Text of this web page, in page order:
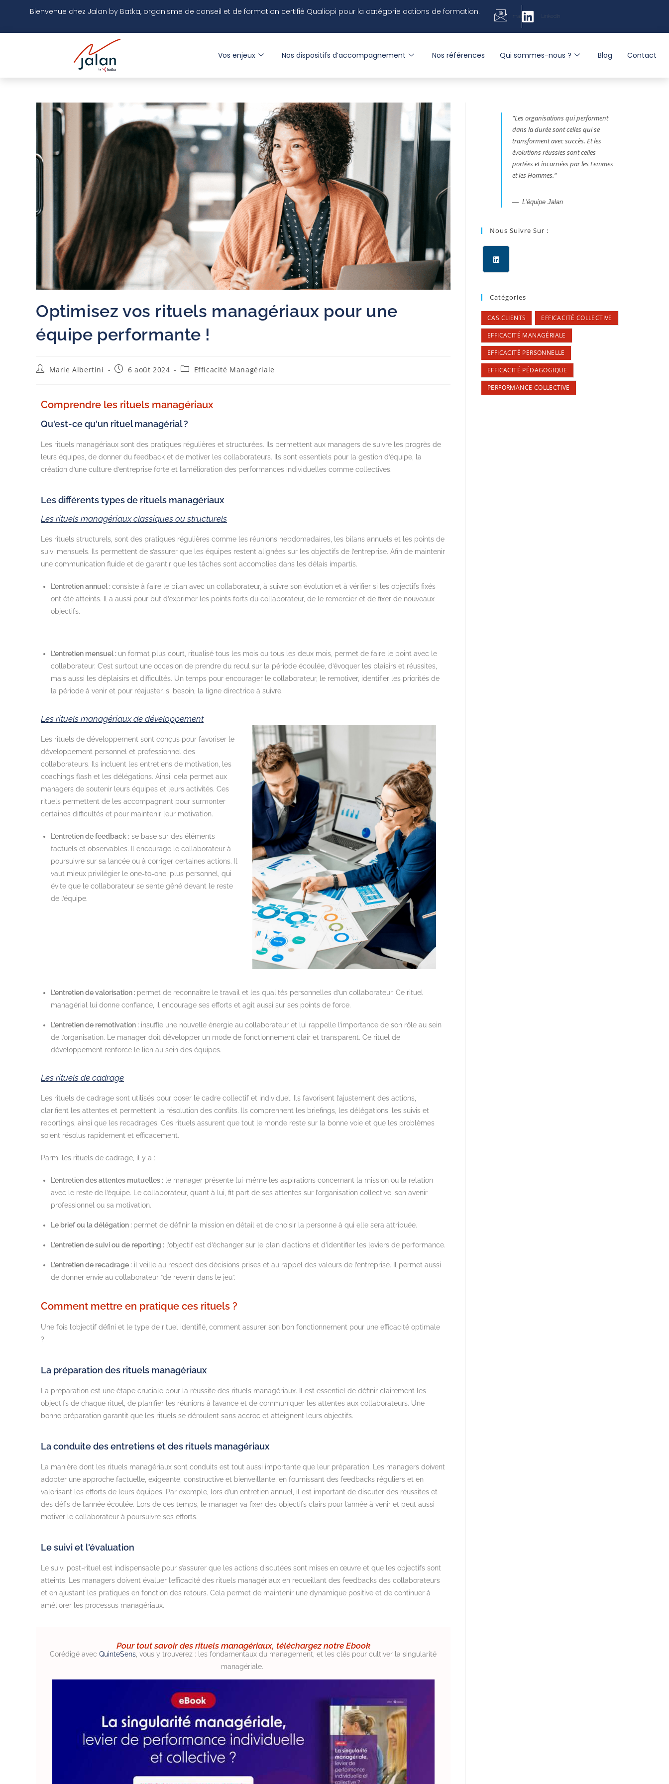
Bienvenue chez Jalan by Batka, organisme de conseil et de formation certifié Qualiopi pour la catégorie actions de formation. mail LinkedIn
Vos enjeux Nos dispositifs d’accompagnement Nos références Qui sommes-nous ? Blog Contact
Optimisez vos rituels managériaux pour une
équipe performante !
Marie Albertini 6 août 2024 Efficacité Managériale
Comprendre les rituels managériaux
Qu'est-ce qu'un rituel managérial ?
Les rituels managériaux sont des pratiques régulières et structurées. Ils permettent aux managers de suivre les progrès de
leurs équipes, de donner du feedback et de motiver les collaborateurs. Ils sont essentiels pour la gestion d’équipe, la
création d’une culture d’entreprise forte et l’amélioration des performances individuelles comme collectives.
Les différents types de rituels managériaux
Les rituels managériaux classiques ou structurels
Les rituels structurels, sont des pratiques régulières comme les réunions hebdomadaires, les bilans annuels et les points de
suivi mensuels. Ils permettent de s’assurer que les équipes restent alignées sur les objectifs de l’entreprise. Afin de maintenir
une communication fluide et de garantir que les tâches sont accomplies dans les délais impartis.
L’entretien annuel :consiste à faire le bilan avec un collaborateur, à suivre son évolution et à vérifier si les objectifs fixés
ont été atteints. Il a aussi pour but d’exprimer les points forts du collaborateur, de le remercier et de fixer de nouveaux
objectifs.
L’entretien mensuel : un format plus court, ritualisé tous les mois ou tous les deux mois, permet de faire le point avec le
collaborateur. C’est surtout une occasion de prendre du recul sur la période écoulée, d’évoquer les plaisirs et réussites,
mais aussi les déplaisirs et difficultés. Un temps pour encourager le collaborateur, le remotiver, identifier les priorités de
la période à venir et pour réajuster, si besoin, la ligne directrice à suivre.
Les rituels managériaux de développement
Les rituels de développement sont conçus pour favoriser le
développement personnel et professionnel des
collaborateurs. Ils incluent les entretiens de motivation, les
coachings flash et les délégations. Ainsi, cela permet aux
managers de soutenir leurs équipes et leurs activités. Ces
rituels permettent de les accompagnant pour surmonter
certaines difficultés et pour maintenir leur motivation.
L’entretien de feedback : se base sur des éléments
factuels et observables. Il encourage le collaborateur à
poursuivre sur sa lancée ou à corriger certaines actions. Il
vaut mieux privilégier le one-to-one, plus personnel, qui
évite que le collaborateur se sente gêné devant le reste
de l’équipe.
L’entretien de valorisation : permet de reconnaître le travail et les qualités personnelles d’un collaborateur. Ce rituel
managérial lui donne confiance, il encourage ses efforts et agit aussi sur ses points de force.
L’entretien de remotivation : insuffle une nouvelle énergie au collaborateur et lui rappelle l’importance de son rôle au sein
de l’organisation. Le manager doit développer un mode de fonctionnement clair et transparent. Ce rituel de
développement renforce le lien au sein des équipes.
Les rituels de cadrage
Les rituels de cadrage sont utilisés pour poser le cadre collectif et individuel. Ils favorisent l’ajustement des actions,
clarifient les attentes et permettent la résolution des conflits. Ils comprennent les briefings, les délégations, les suivis et
reportings , ainsi que les recadrages. Ces rituels assurent que tout le monde reste sur la bonne voie et que les problèmes
soient résolus rapidement et efficacement.
Parmi les rituels de cadrage, il y a :
L’entretien des attentes mutuelles : le manager présente lui-même les aspirations concernant la mission ou la relation
avec le reste de l’équipe. Le collaborateur, quant à lui, fit part de ses attentes sur l’organisation collective, son avenir
professionnel ou sa motivation.
Le brief ou la délégation : permet de définir la mission en détail et de choisir la personne à qui elle sera attribuée.
L’entretien de suivi ou de reporting : l’objectif est d’échanger sur le plan d’actions et d’identifier les leviers de performance.
L’entretien de recadrage : il veille au respect des décisions prises et au rappel des valeurs de l’entreprise. Il permet aussi
de donner envie au collaborateur “de revenir dans le jeu”.
Comment mettre en pratique ces rituels ?
Une fois l’objectif défini et le type de rituel identifié, comment assurer son bon fonctionnement pour une efficacité optimale
?
La préparation des rituels managériaux
La préparation est une étape cruciale pour la réussite des rituels managériaux. Il est essentiel de définir clairement les
objectifs de chaque rituel, de planifier les réunions à l’avance et de communiquer les attentes aux collaborateurs. Une
bonne préparation garantit que les rituels se déroulent sans accroc et atteignent leurs objectifs.
La conduite des entretiens et des rituels managériaux
La manière dont les rituels managériaux sont conduits est tout aussi importante que leur préparation. Les managers doivent
adopter une approche factuelle, exigeante, constructive et bienveillante, en fournissant des feedbacks réguliers et en
valorisant les efforts de leurs équipes. Par exemple, lors d’un entretien annuel, il est important de discuter des réussites et
des défis de l’année écoulée. Lors de ces temps, le manager va fixer des objectifs clairs pour l’année à venir et peut aussi
motiver le collaborateur à poursuivre ses efforts.
Le suivi et l'évaluation
Le suivi post-rituel est indispensable pour s’assurer que les actions discutées sont mises en œuvre et que les objectifs sont
atteints. Les managers doivent évaluer l’efficacité des rituels managériaux en recueillant des feedbacks des collaborateurs
et en ajustant les pratiques en fonction des retours. Cela permet de maintenir une dynamique positive et de continuer à
améliorer les processus managériaux.
Pour tout savoir des rituels managériaux, téléchargez notre Ebook
Corédigé avec QuinteSens , vous y trouverez : les fondamentaux du management, et les clés pour cultiver la singularité
managériale.
"Les organisations qui performent
dans la durée sont celles qui se
transforment avec succès. Et les
évolutions réussies sont celles
portées et incarnées par les Femmes
et les Hommes."
L'équipe Jalan
Nous Suivre Sur :
Catégories
CAS CLIENTS EFFICACITÉ COLLECTIVE
EFFICACITÉ MANAGÉRIALE
EFFICACITÉ PERSONNELLE
EFFICACITÉ PÉDAGOGIQUE
PERFORMANCE COLLECTIVE